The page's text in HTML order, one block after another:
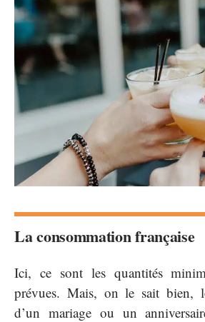
La consommation française
Ici, ce sont les quantités
prévues. Mais, on le sait bien,
d’un mariage ou un